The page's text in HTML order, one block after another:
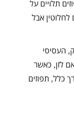
תלויים על
אבל
העסיסי
לזן, כאשר
כלל, תפוזים